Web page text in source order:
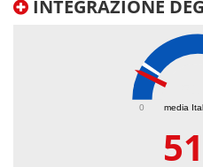
INTEGRAZIONE
media
0